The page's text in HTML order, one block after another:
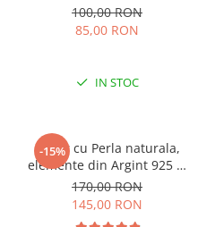
100,00 RON
85,00 RON
IN STOC
-15%
Colier cu Perla naturala,
elemente din Argint 925 si
margele Miyuki, multicolor
170,00 RON
145,00 RON